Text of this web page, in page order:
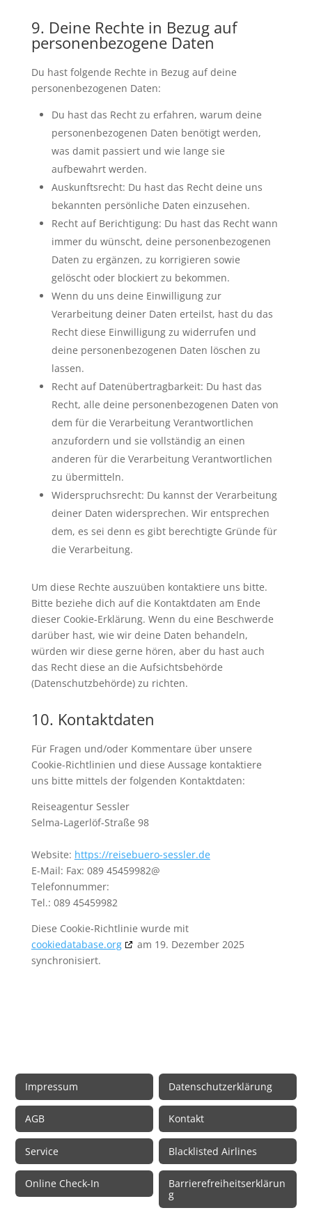
9. Deine Rechte in Bezug auf
personenbezogene Daten
Du hast folgende Rechte in Bezug auf deine
personenbezogenen Daten:
Du hast das Recht zu erfahren, warum deine
personenbezogenen Daten benötigt werden,
was damit passiert und wie lange sie
aufbewahrt werden.
Auskunftsrecht: Du hast das Recht deine uns
bekannten persönliche Daten einzusehen.
Recht auf Berichtigung: Du hast das Recht wann
immer du wünscht, deine personenbezogenen
Daten zu ergänzen, zu korrigieren sowie
gelöscht oder blockiert zu bekommen.
Wenn du uns deine Einwilligung zur
Verarbeitung deiner Daten erteilst, hast du das
Recht diese Einwilligung zu widerrufen und
deine personenbezogenen Daten löschen zu
lassen.
Recht auf Datenübertragbarkeit: Du hast das
Recht, alle deine personenbezogenen Daten von
dem für die Verarbeitung Verantwortlichen
anzufordern und sie vollständig an einen
anderen für die Verarbeitung Verantwortlichen
zu übermitteln.
Widerspruchsrecht: Du kannst der Verarbeitung
deiner Daten widersprechen. Wir entsprechen
dem, es sei denn es gibt berechtigte Gründe für
die Verarbeitung.
Um diese Rechte auszuüben kontaktiere uns bitte.
Bitte beziehe dich auf die Kontaktdaten am Ende
dieser Cookie-Erklärung. Wenn du eine Beschwerde
darüber hast, wie wir deine Daten behandeln,
würden wir diese gerne hören, aber du hast auch
das Recht diese an die Aufsichtsbehörde
(Datenschutzbehörde) zu richten.
10. Kontaktdaten
Für Fragen und/oder Kommentare über unsere
Cookie-Richtlinien und diese Aussage kontaktiere
uns bitte mittels der folgenden Kontaktdaten:
Reiseagentur Sessler
Selma-Lagerlöf-Straße 98
Website: https://reisebuero-sessler.de
E-Mail: Fax: 089 45459982@
Telefonnummer:
Tel.: 089 45459982
Diese Cookie-Richtlinie wurde mit
cookiedatabase.org
am 19. Dezember 2025
synchronisiert.
Impressum Datenschutzerklärung
AGB Kontakt
Service Blacklisted Airlines
Online Check-In
Barrierefreiheitserklärun
g